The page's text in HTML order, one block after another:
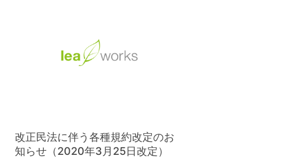
改正民法に伴う各種規約改定のお
知らせ（2020年3月25日改定）